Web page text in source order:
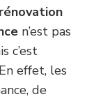
rénovation
n’est pas
c’est
effet, les
de